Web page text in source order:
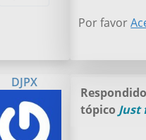
Por favor
DJPX
tópico Just